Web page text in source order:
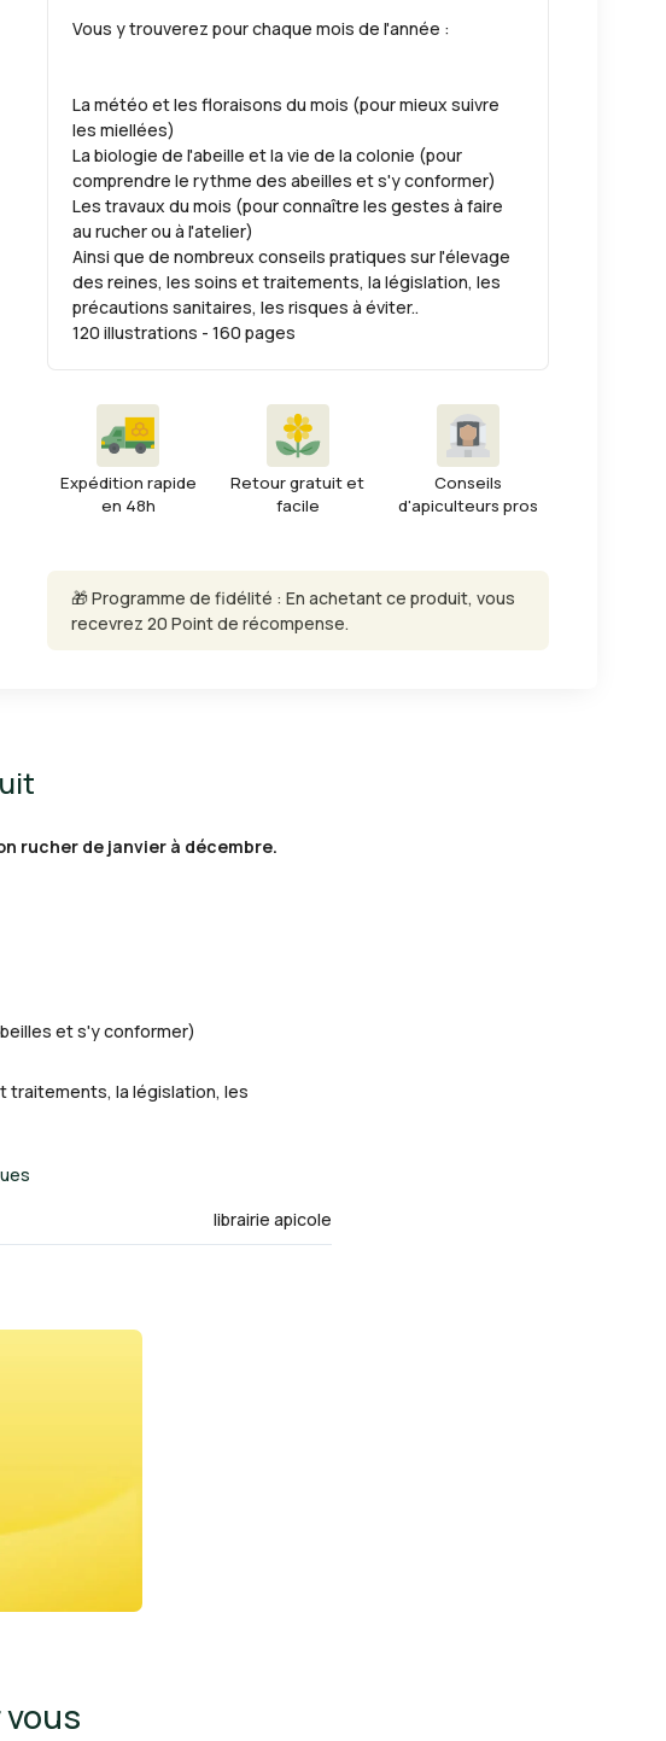
Vous y trouverez pour chaque mois de l'année :
La météo et les floraisons du mois (pour mieux suivre
les miellées)
La biologie de l'abeille et la vie de la colonie (pour
comprendre le rythme des abeilles et s'y conformer)
Les travaux du mois (pour connaître les gestes à faire
au rucher ou à l'atelier)
Ainsi que de nombreux conseils pratiques sur l'élevage
des reines, les soins et traitements, la législation, les
précautions sanitaires, les risques à éviter..
120 illustrations - 160 pages
Expédition rapide
en 48h
Retour gratuit et
facile
Conseils
d'apiculteurs pros
🎁 Programme de fidélité : En achetant ce produit, vous
recevrez 20 Point de récompense.
rucher de janvier à décembre.
et s'y conformer)
traitements, la législation, les
librairie apicole